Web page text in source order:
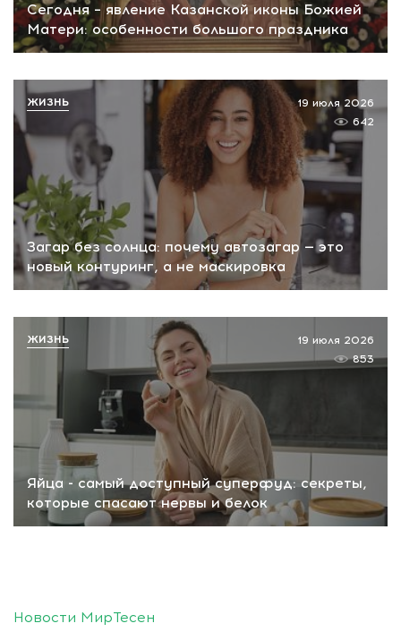
Сегодня – явление Казанской иконы Божией
Матери: особенности большого праздника
Загар без солнца: почему автозагар — это
новый контуринг, а не маскировка
19 июля 2026
642
ЖИЗНЬ
Яйца - самый доступный суперфуд: секреты,
которые спасают нервы и белок
19 июля 2026
853
ЖИЗНЬ
Новости МирТесен